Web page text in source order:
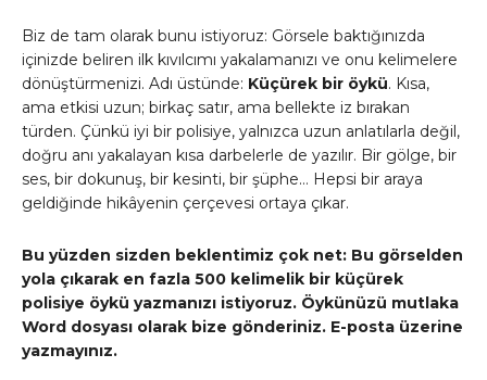
Biz de tam olarak bunu istiyoruz: Görsele baktığınızda
içinizde beliren ilk kıvılcımı yakalamanızı ve onu kelimelere
dönüştürmenizi. Adı üstünde: Küçürek bir öykü. Kısa,
ama etkisi uzun; birkaç satır, ama bellekte iz bırakan
türden. Çünkü iyi bir polisiye, yalnızca uzun anlatılarla değil,
doğru anı yakalayan kısa darbelerle de yazılır. Bir gölge, bir
ses, bir dokunuş, bir kesinti, bir şüphe… Hepsi bir araya
geldiğinde hikâyenin çerçevesi ortaya çıkar.
Bu yüzden sizden beklentimiz çok net: Bu görselden
yola çıkarak en fazla 500 kelimelik bir küçürek
polisiye öykü yazmanızı istiyoruz. Öykünüzü mutlaka
Word dosyası olarak bize gönderiniz. E-posta üzerine
yazmayınız.